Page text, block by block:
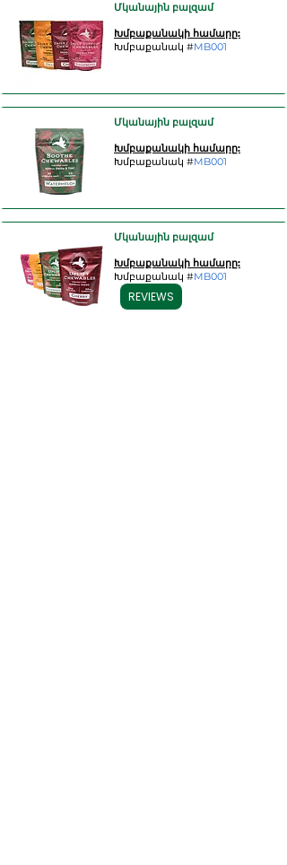
Մկանային բալզամ
Խմբաքանակի համարը:
Խմբաքանակ #MB001
Մկանային բալզամ
Խմբաքանակի համարը:
Խմբաքանակ #MB001
Մկանային բալզամ
Խմբաքանակի համարը:
Խմբաքանակ #MB001
REVIEWS